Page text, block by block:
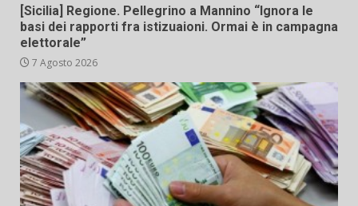
[Sicilia] Regione. Pellegrino a Mannino “Ignora le
basi dei rapporti fra istizuaioni. Ormai è in campagna
elettorale”
7 Agosto 2026